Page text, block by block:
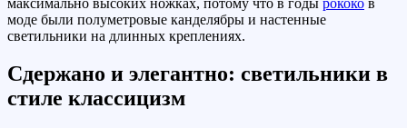
моде были полуметровые канделябры и настенные
светильники на длинных креплениях.
Сдержано и элегантно: светильники в
стиле классицизм